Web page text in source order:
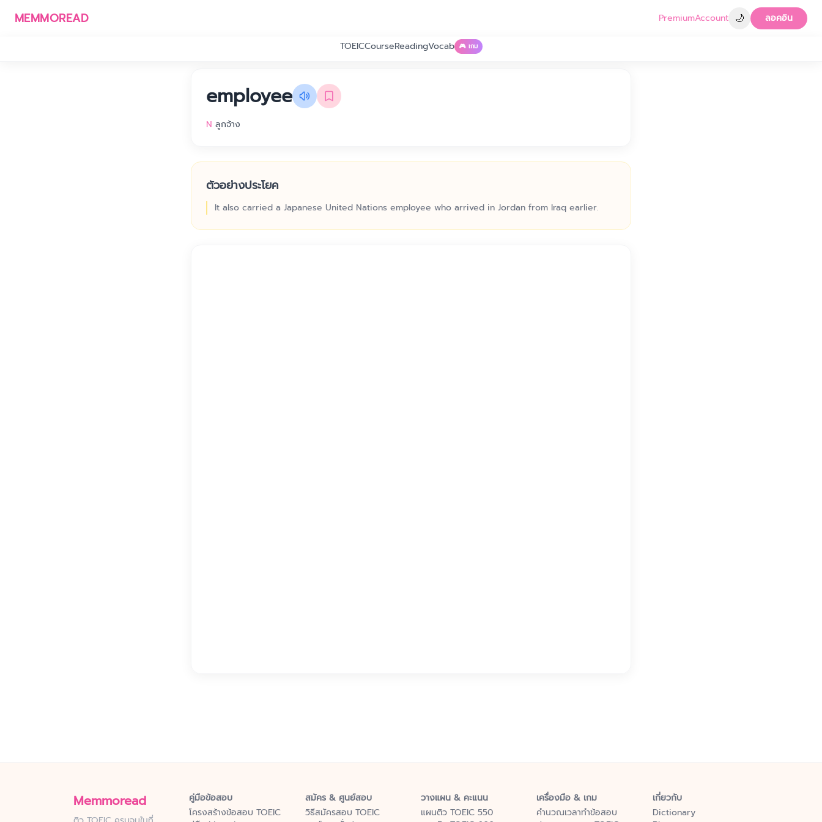
MEMMOREAD PremiumAccount 🌙 ลอคอิน
TOEICCourseReadingVocab 🎮 เกม
employee
N ลูกจ้าง
ตัวอย่างประโยค
It also carried a Japanese United Nations employee who arrived in Jordan from Iraq earlier.
Memmoread
คู่มือข้อสอบ
โครงสร้างข้อสอบ TOEIC
สมัคร & ศูนย์สอบ
วิธีสมัครสอบ TOEIC
วางแผน & คะแนน
แผนติว TOEIC 550
เครื่องมือ & เกม
คำนวณเวลาทำข้อสอบ
เกี่ยวกับ
Dictionary